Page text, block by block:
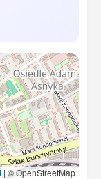
| © OpenStreetMap